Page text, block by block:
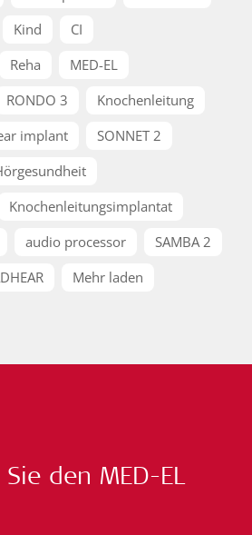
Kind
CI
Reha
MED-EL
RONDO 3
Knochenleitung
implant
SONNET 2
Knochenleitungsimplantat
audio processor
SAMBA 2
Mehr laden
den MED-EL